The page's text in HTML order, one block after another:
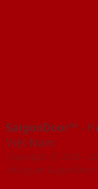
SaigonDoor™ -
Việt Nam
Copyright ⓒ 2016 –
chủ quản SaigonDoor